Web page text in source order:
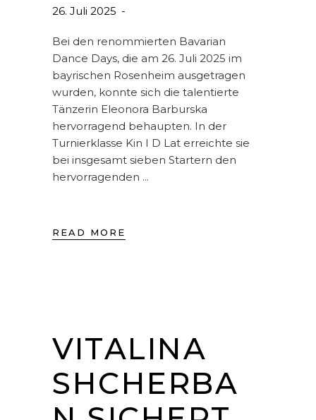
26. Juli 2025
Bei den renommierten Bavarian
Dance Days, die am 26. Juli 2025 im
bayrischen Rosenheim ausgetragen
wurden, konnte sich die talentierte
Tänzerin Eleonora Barburska
hervorragend behaupten. In der
Turnierklasse Kin I D Lat erreichte sie
bei insgesamt sieben Startern den
hervorragenden
READ MORE
VITALINA
SHCHERBA